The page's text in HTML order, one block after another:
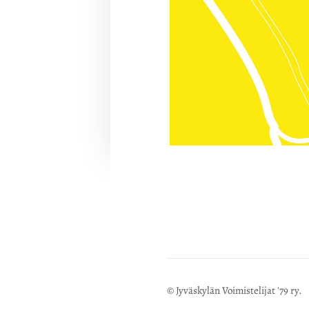
©Jyväskylän Voimistelijat '79 ry.